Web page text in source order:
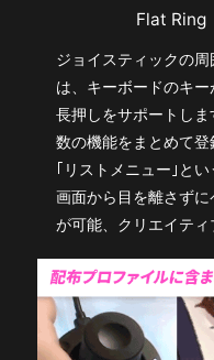
Flat Ring
ジョイスティックの
は、キーボードのキ
長押しをサポートし
数の機能をまとめて登
｢リストメニュー｣と
画面から目を離さず
が可能、クリエイティ